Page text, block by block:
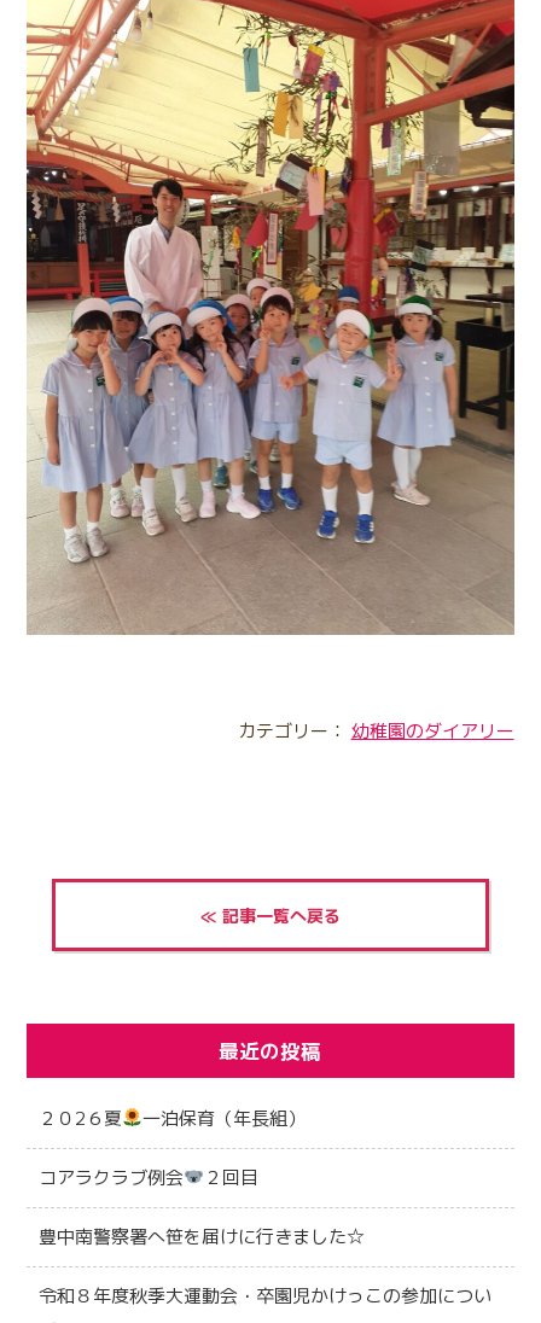
カテゴリー： 幼稚園のダイアリー
≪ 記事一覧へ戻る
最近の投稿
２０2６夏 一泊保育（年長組）
コアラクラブ例会 ２回目
豊中南警察署へ笹を届けに行きました☆
令和８年度秋季大運動会・卒園児かけっこの参加につい